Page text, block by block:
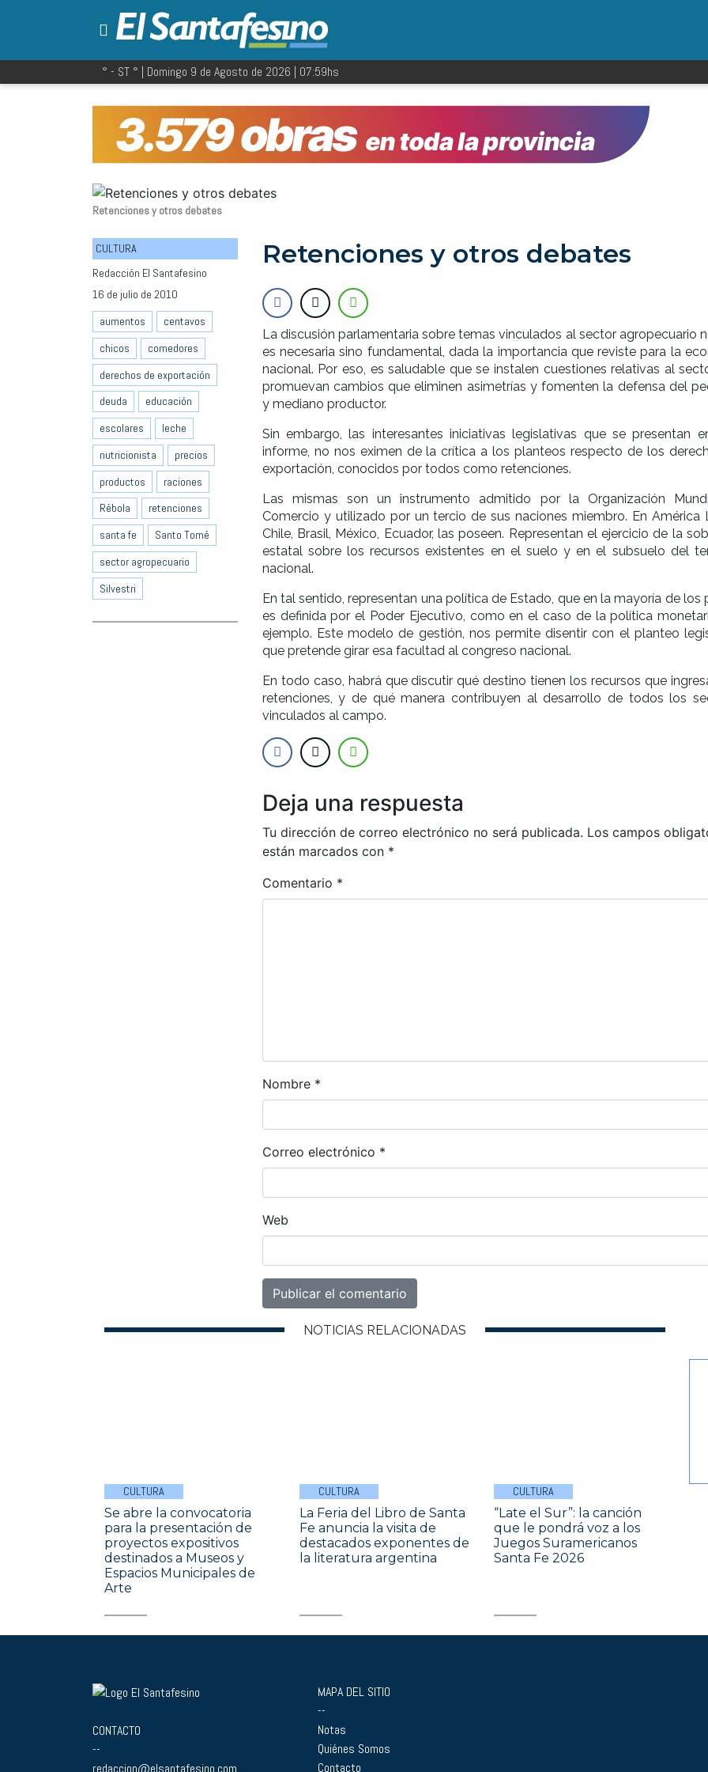
° - ST ° | Domingo 9 de Agosto de 2026 | 07:59hs
Retenciones y otros debates
CULTURA
Redacción El Santafesino
16 de julio de 2010
aumentos
centavos
chicos
comedores
derechos de exportación
deuda
educación
escolares
leche
nutricionista
precios
productos
raciones
Rébola
retenciones
santa fe
Santo Tomé
sector agropecuario
Silvestri
Retenciones y otros debates
La discusión parlamentaria sobre temas vinculados al sector agropecuario
es necesaria sino fundamental, dada la importancia que reviste para la
nacional. Por eso, es saludable que se instalen cuestiones relativas al
promuevan cambios que eliminen asimetrías y fomenten la defensa del
y mediano productor.
Sin embargo, las interesantes iniciativas legislativas que se presentan
informe, no nos eximen de la crítica a los planteos respecto de los
exportación, conocidos por todos como retenciones.
Las mismas son un instrumento admitido por la Organización
Comercio y utilizado por un tercio de sus naciones miembro. En América
Chile, Brasil, México, Ecuador, las poseen. Representan el ejercicio de la
estatal sobre los recursos existentes en el suelo y en el subsuelo del
nacional.
En tal sentido, representan una política de Estado, que en la mayoría de los
es definida por el Poder Ejecutivo, como en el caso de la política
ejemplo. Este modelo de gestión, nos permite disentir con el planteo
que pretende girar esa facultad al congreso nacional.
En todo caso, habrá que discutir qué destino tienen los recursos que
retenciones, y de qué manera contribuyen al desarrollo de todos los
vinculados al campo.
Deja una respuesta
Tu dirección de correo electrónico no será publicada. Los campos
están marcados con *
Comentario *
Nombre *
Correo electrónico *
Web
NOTICIAS RELACIONADAS
CULTURA
Se abre la convocatoria
para la presentación de
proyectos expositivos
destinados a Museos y
Espacios Municipales de
Arte
CULTURA
La Feria del Libro de Santa
Fe anuncia la visita de
destacados exponentes de
la literatura argentina
CULTURA
“Late el Sur”: la canción
que le pondrá voz a los
Juegos Suramericanos
Santa Fe 2026
CONTACTO
--
redaccion@elsantafesino.com
MAPA DEL SITIO
--
Notas
Quiénes Somos
Contacto